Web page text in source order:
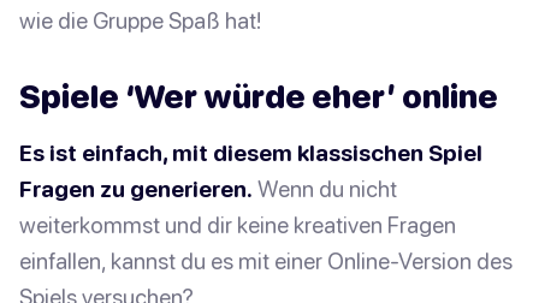
wie die Gruppe Spaß hat!
Spiele ‘Wer würde eher’ online
Es ist einfach, mit diesem klassischen Spiel
Fragen zu generieren. Wenn du nicht
weiterkommst und dir keine kreativen Fragen
einfallen, kannst du es mit einer Online-Version des
Spiels versuchen?